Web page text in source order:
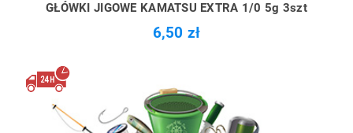
GŁÓWKI JIGOWE KAMATSU EXTRA 1/0 5g 3szt
6,50 zł